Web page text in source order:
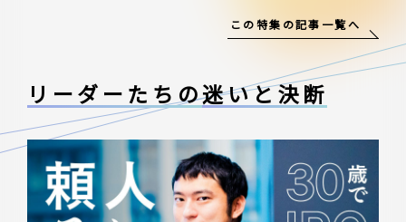
この特集の記事一覧へ
リーダーたちの迷いと決断